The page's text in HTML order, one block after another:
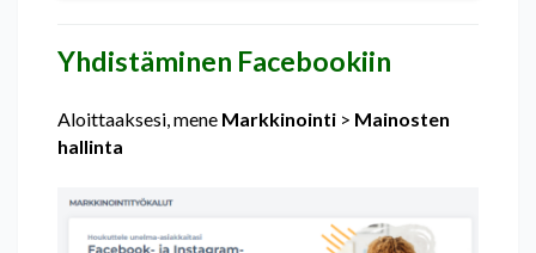
Yhdistäminen Facebookiin
Aloittaaksesi, mene Markkinointi > Mainosten
hallinta